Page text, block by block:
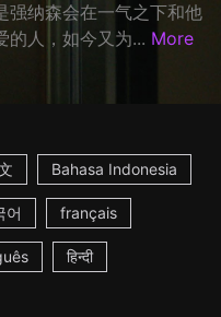
强纳森会在一气之下和他
的人，如今又为... More
Bahasa Indonesia
어 français
हिन्दी